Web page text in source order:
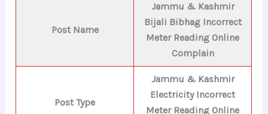
Post Name
Jammu & Kashmir
Bijali Bibhag Incorrect
Meter Reading Online
Complain
Post Type
Jammu & Kashmir
Electricity Incorrect
Meter Reading Online